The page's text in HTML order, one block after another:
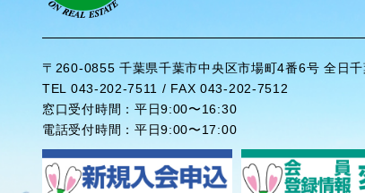
〒260-0855 千葉県千葉市中央区市場町4番6号 全日千
TEL 043-202-7511 / FAX 043-202-7512
窓口受付時間：平日9:00〜16:30
電話受付時間：平日9:00〜17:00